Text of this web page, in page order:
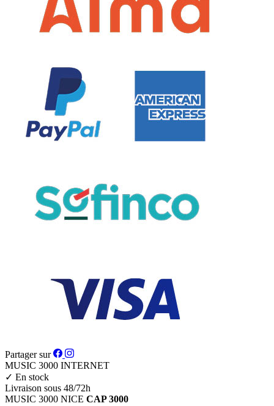
Partager sur
MUSIC 3000 INTERNET
✓ En stock
Livraison sous 48/72h
MUSIC 3000 NICE CAP 3000